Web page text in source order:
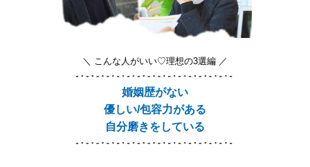
＼ こんな人がいい♡理想の3選編 ／
婚姻歴がない
優しい/包容力がある
自分磨きをしている